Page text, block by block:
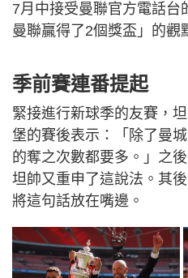
7月中接受曼聯官方電話台
曼聯贏得了2個獎盃」的觀
季前賽連番提起
緊接進行新球季的友賽，
堡的賽後表示：「除了曼
的奪之次數都要多。」之
坦帥又重申了這說法。其
將這句話放在嘴邊。